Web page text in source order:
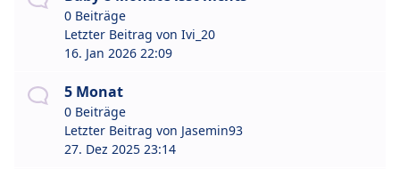
0 Beiträge
Letzter Beitrag von Ivi_20
16. Jan 2026 22:09
5 Monat
0 Beiträge
Letzter Beitrag von Jasemin93
27. Dez 2025 23:14